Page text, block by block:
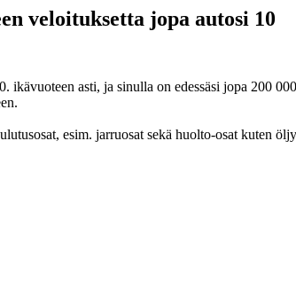
veloituksetta jopa autosi 10
ikävuoteen asti, ja sinulla on edessäsi jopa 200
esim. jarruosat sekä huolto-osat kuten